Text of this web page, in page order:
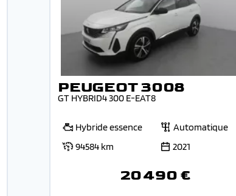
PEUGEOT 3008
GT HYBRID4 300 E-EAT8
Hybride essence
Automatique
94584 km
2021
20 490 €